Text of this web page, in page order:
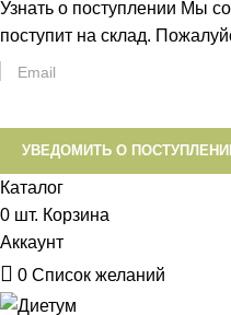
Узнать о поступлении Мы
поступит на склад.
УВЕДОМИТЬ О
Каталог
0 шт. Корзина
Аккаунт
0 Список желаний